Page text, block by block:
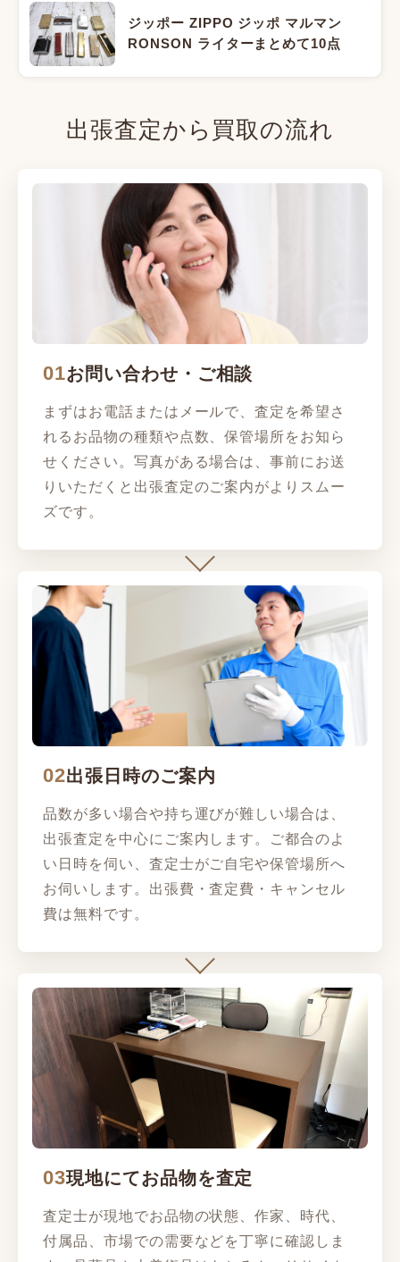
ジッポー ZIPPO ジッポ マルマン
RONSON ライターまとめて10点
出張査定から買取の流れ
01お問い合わせ・ご相談
まずはお電話またはメールで、査定を希望さ
れるお品物の種類や点数、保管場所をお知ら
せください。写真がある場合は、事前にお送
りいただくと出張査定のご案内がよりスムー
ズです。
02出張日時のご案内
品数が多い場合や持ち運びが難しい場合は、
出張査定を中心にご案内します。ご都合のよ
い日時を伺い、査定士がご自宅や保管場所へ
お伺いします。出張費・査定費・キャンセル
費は無料です。
03現地にてお品物を査定
査定士が現地でお品物の状態、作家、時代、
付属品、市場での需要などを丁寧に確認しま